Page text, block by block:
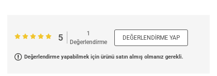
5
1
Değerlendirme
DEĞERLENDIRME YAP
Değerlendirme yapabilmek için ürünü satın almış olmanız gerekli.